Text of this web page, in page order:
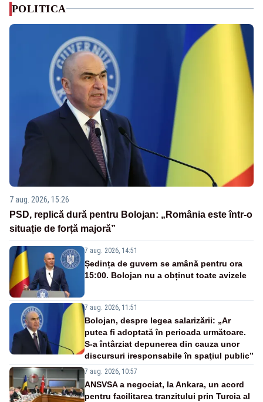
POLITICA
7 aug. 2026, 15:26
PSD, replică dură pentru Bolojan: „România este într-o
situație de forță majoră”
7 aug. 2026, 14:51
Ședința de guvern se amână pentru ora
15:00. Bolojan nu a obținut toate avizele
7 aug. 2026, 11:51
Bolojan, despre legea salarizării: „Ar
putea fi adoptată în perioada următoare.
S-a întârziat depunerea din cauza unor
discursuri iresponsabile în spaţiul public”
7 aug. 2026, 10:57
ANSVSA a negociat, la Ankara, un acord
pentru facilitarea tranzitului prin Turcia al